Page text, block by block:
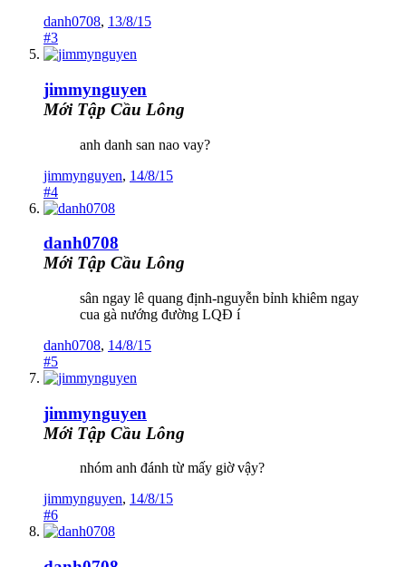
danh0708, 13/8/15
#3
jimmynguyen
Mới Tập Cầu Lông
anh danh san nao vay?
jimmynguyen, 14/8/15
#4
danh0708
Mới Tập Cầu Lông
sân ngay lê quang định-nguyễn bỉnh khiêm ngay
cua gà nướng đường LQĐ í
danh0708, 14/8/15
#5
jimmynguyen
Mới Tập Cầu Lông
nhóm anh đánh từ mấy giờ vậy?
jimmynguyen, 14/8/15
#6